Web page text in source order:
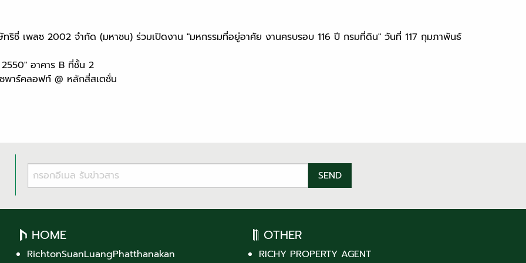
ชี่ เพลซ 2002 จำกัด (มหาชน) ร่วมเปิดงาน "มหกรรมที่อยู่อาศัย งานครบรอบ 116 ปี กรมที่ดิน" วันที่ 117 กุมภาพันธ์
อาคาร B ที่ชั้น 2
ชพาร์คลอฟท์ @ หลักสี่สเตชั่น
HOME
RichtonSuanLuangPhatthanakan
OTHER
RICHY PROPERTY AGENT